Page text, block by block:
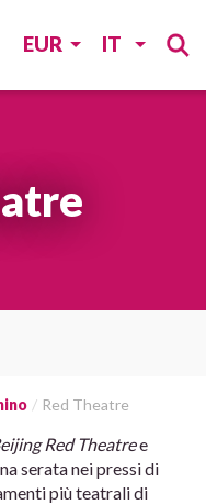
EUR IT
Red Theatre
Red Theatree
serata nei pressi di
più teatrali di